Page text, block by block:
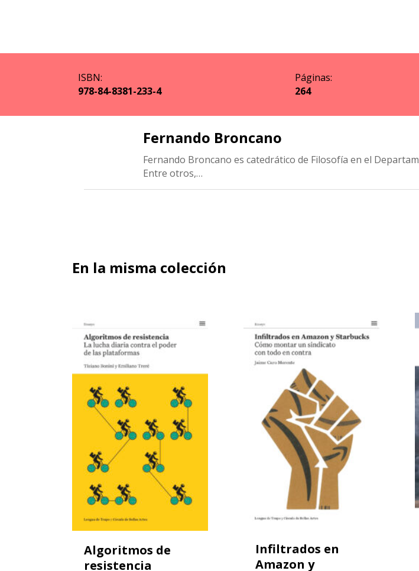
ISBN:
978-84-8381-233-4
Páginas:
264
Fernando Broncano
Fernando Broncano es catedrático de Filosofía en el
Entre otros,…
En la misma colección
Algoritmos de
resistencia
Infiltrados en
Amazon y